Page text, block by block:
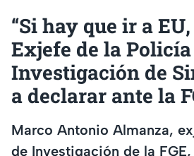
“Si hay que ir a
Exjefe de la
Investigación de
a declarar ante la
Marco Antonio Almanza,
de Investigación de la